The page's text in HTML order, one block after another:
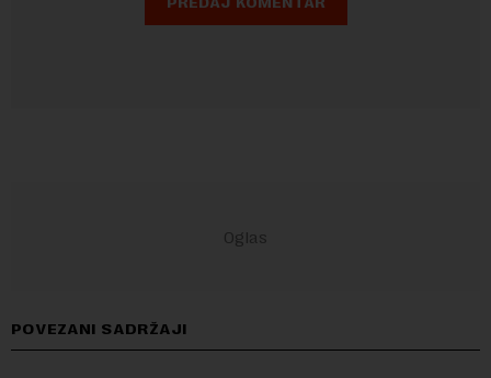
POVEZANI SADRŽAJI